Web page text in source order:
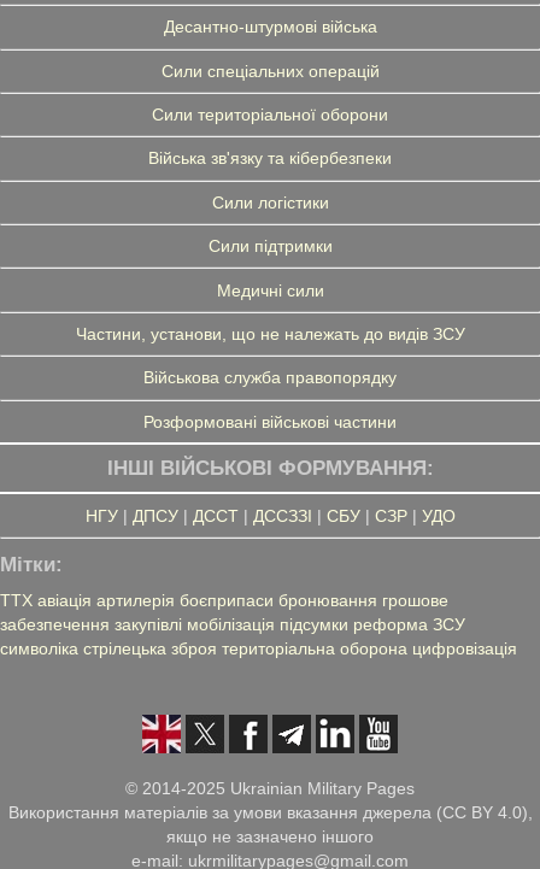
Десантно-штурмові війська
Сили спеціальних операцій
Сили територіальної оборони
Війська зв'язку та кібербезпеки
Сили логістики
Сили підтримки
Медичні сили
Частини, установи, що не належать до видів ЗСУ
Військова служба правопорядку
Розформовані військові частини
ІНШІ ВІЙСЬКОВІ ФОРМУВАННЯ:
НГУ| ДПСУ| ДССТ| ДССЗЗІ | СБУ| СЗР| УДО
Мітки:
ТТХ авіація артилерія боєприпаси бронювання грошове
забезпечення закупівлі мобілізація підсумки реформа ЗСУ
символіка стрілецька зброя територіальна оборона цифровізація
© 2014-2025 Ukrainian Military Pages
Використання матеріалів за умови вказання джерела (CC BY 4.0),
якщо не зазначено іншого
e-mail: ukrmilitarypages@gmail.com